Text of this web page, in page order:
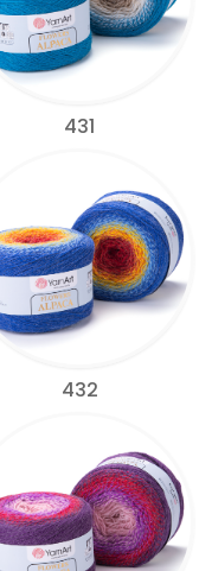
431
432